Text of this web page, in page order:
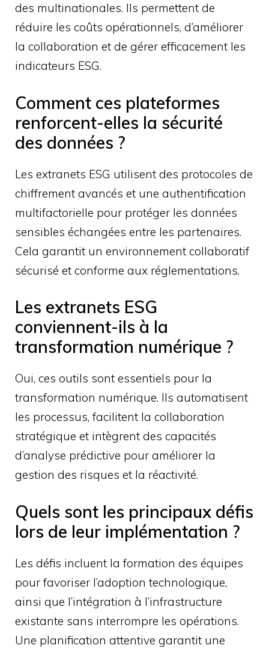
des multinationales. Ils permettent de
réduire les coûts opérationnels, d’améliorer
la collaboration et de gérer efficacement les
indicateurs ESG.
Comment ces plateformes
renforcent-elles la sécurité
des données ?
Les extranets ESG utilisent des protocoles de
chiffrement avancés et une authentification
multifactorielle pour protéger les données
sensibles échangées entre les partenaires.
Cela garantit un environnement collaboratif
sécurisé et conforme aux réglementations.
Les extranets ESG
conviennent-ils à la
transformation numérique ?
Oui, ces outils sont essentiels pour la
transformation numérique. Ils automatisent
les processus, facilitent la collaboration
stratégique et intègrent des capacités
d’analyse prédictive pour améliorer la
gestion des risques et la réactivité.
Quels sont les principaux défis
lors de leur implémentation ?
Les défis incluent la formation des équipes
pour favoriser l’adoption technologique,
ainsi que l’intégration à l’infrastructure
existante sans interrompre les opérations.
Une planification attentive garantit une